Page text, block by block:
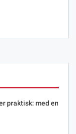
praktisk: med en